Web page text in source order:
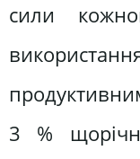
сили
3 %